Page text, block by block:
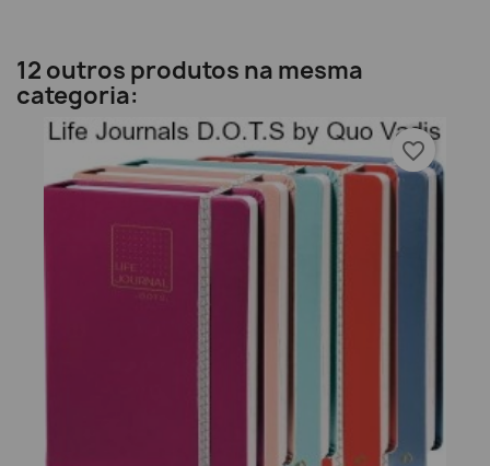
12 outros produtos na mesma
categoria:
favorite_border